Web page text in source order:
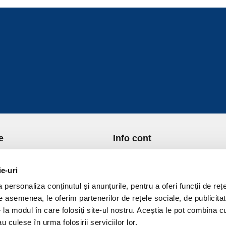
uri
personaliza conținutul și anunțurile, pentru a oferi funcții de
asemenea, le oferim partenerilor de rețele sociale, de
modul în care folosiți site-ul nostru. Aceștia le pot combina
culese în urma folosirii serviciilor lor.
si Plata
de Returnare
de confidentialitate
Cookies
si conditii
Info cont
Lista Favorite
GDPR - Protectia datelor
Contact